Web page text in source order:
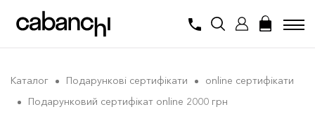
Каталог Подарункові сертифікати
online сертифікати
Подарунковий сертифікат online 2000 грн